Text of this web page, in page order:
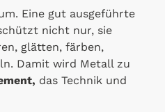
Eine gut ausgeführte
nicht nur, sie
glätten, färben,
Damit wird Metall zu
das Technik und